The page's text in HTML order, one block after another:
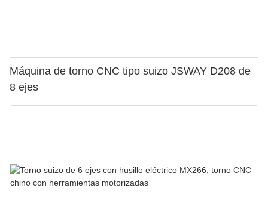
Máquina de torno CNC tipo suizo JSWAY D208 de
8 ejes